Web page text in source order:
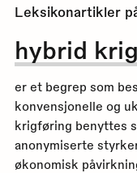
Leksikonartikler
hybrid
er et begrep som
konvensjonelle og
krigføring benyttes
anonymiserte
økonomisk